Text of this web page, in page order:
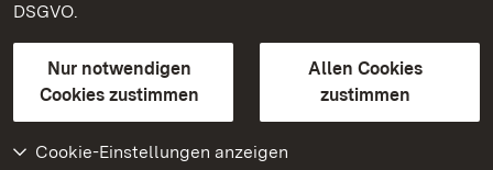
DSGVO.
Nur notwendigen
Cookies zustimmen
Allen Cookies
zustimmen
Cookie-Einstellungen anzeigen
Kontakt
GebärdenspracheLeichte Sprache
Erklärung zur Barrierefreiheit
BITV-konform (geprüfte Seiten)
Weiteres